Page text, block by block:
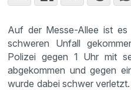
Auf der Messe-Allee ist es
schweren Unfall
Polizei gegen 1 Uhr mit
abgekommen und gegen
wurde dabei schwer